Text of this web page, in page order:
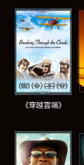
《穿越雲端》